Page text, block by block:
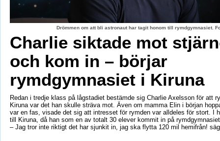
Drömmen om att bli astronaut har tagit honom till rymdgymnasiet.
Charlie siktade mot
och kom in – börjar
rymdgymnasiet i Kiruna
Redan i tredje klass på lågstadiet bestämde sig Charlie Axelsson för att
Kiruna var det han skulle sträva mot. Även om mamma Elin i början
var en fas, visade det sig att intresset för rymden var alldeles för stort. I
till Kiruna, då han som en av totalt 30 elever kommit in på
– Jag tror inte riktigt det har sjunkit in, jag ska flytta 120 mil hemifrån!